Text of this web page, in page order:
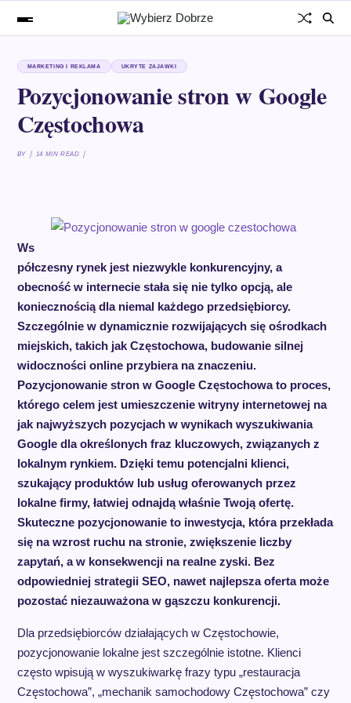
MARKETING I REKLAMA UKRYTE ZAJAWKI
Pozycjonowanie stron w Google
Częstochowa
BY 14 MIN READ
Ws
półczesny rynek jest niezwykle konkurencyjny, a
obecność w internecie stała się nie tylko opcją, ale
koniecznością dla niemal każdego przedsiębiorcy.
Szczególnie w dynamicznie rozwijających się ośrodkach
miejskich, takich jak Częstochowa, budowanie silnej
widoczności online przybiera na znaczeniu.
Pozycjonowanie stron w Google Częstochowa to proces,
którego celem jest umieszczenie witryny internetowej na
jak najwyższych pozycjach w wynikach wyszukiwania
Google dla określonych fraz kluczowych, związanych z
lokalnym rynkiem. Dzięki temu potencjalni klienci,
szukający produktów lub usług oferowanych przez
lokalne firmy, łatwiej odnajdą właśnie Twoją ofertę.
Skuteczne pozycjonowanie to inwestycja, która przekłada
się na wzrost ruchu na stronie, zwiększenie liczby
zapytań, a w konsekwencji na realne zyski. Bez
odpowiedniej strategii SEO, nawet najlepsza oferta może
pozostać niezauważona w gąszczu konkurencji.
Dla przedsiębiorców działających w Częstochowie,
pozycjonowanie lokalne jest szczególnie istotne. Klienci
często wpisują w wyszukiwarkę frazy typu „restauracja
Częstochowa”, „mechanik samochodowy Częstochowa” czy